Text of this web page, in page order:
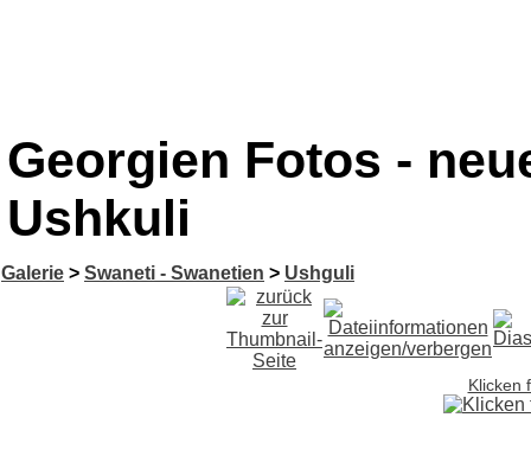
Georgien Fotos -
Ushkuli
Galerie > Swaneti - Swanetien > Ushguli
Klicken